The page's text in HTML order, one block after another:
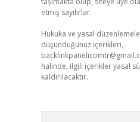
etmiş sayılırlar.
Hukuka ve yasal
düşündüğünüz içerikleri,
halinde, ilgili içerikler yasal
kaldırılacaktır.